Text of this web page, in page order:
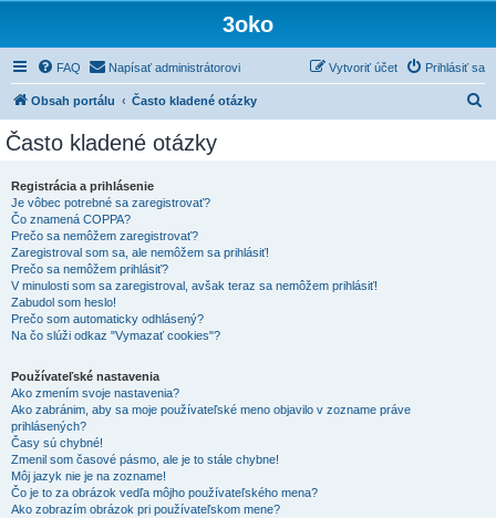
3oko
FAQ Napísať administrátorovi Prihlásiť sa
Vytvoriť účet
Obsah portálu Často kladené otázky
Často kladené otázky
Registrácia a prihlásenie
Je vôbec potrebné sa zaregistrovať?
Čo znamená COPPA?
Prečo sa nemôžem zaregistrovať?
Zaregistroval som sa, ale nemôžem sa prihlásiť!
Prečo sa nemôžem prihlásiť?
V minulosti som sa zaregistroval, avšak teraz sa nemôžem prihlásiť!
Zabudol som heslo!
Prečo som automaticky odhlásený?
Na čo slúži odkaz "Vymazať cookies"?
Používateľské nastavenia
Ako zmením svoje nastavenia?
Ako zabránim, aby sa moje používateľské meno objavilo v zozname práve
prihlásených?
Časy sú chybné!
Zmenil som časové pásmo, ale je to stále chybne!
Môj jazyk nie je na zozname!
Čo je to za obrázok vedľa môjho používateľského mena?
Ako zobrazím obrázok pri používateľskom mene?